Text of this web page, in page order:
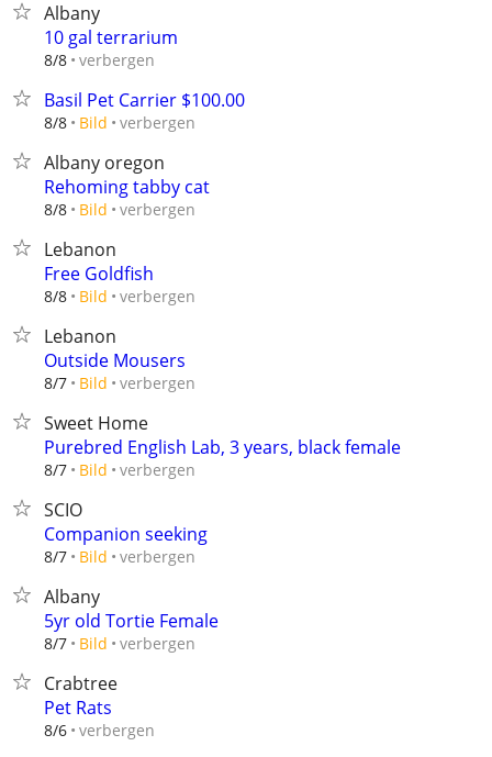
Albany
10 gal terrarium
8/8 verbergen
Basil Pet Carrier $100.00
8/8 Bild verbergen
Albany oregon
Rehoming tabby cat
8/8 Bild verbergen
Lebanon
Free Goldfish
8/8 Bild verbergen
Lebanon
Outside Mousers
8/7 Bild verbergen
Sweet Home
Purebred English Lab, 3 years, black female
8/7 Bild verbergen
SCIO
Companion seeking
8/7 Bild verbergen
Albany
5yr old Tortie Female
8/7 Bild verbergen
Crabtree
Pet Rats
8/6 verbergen